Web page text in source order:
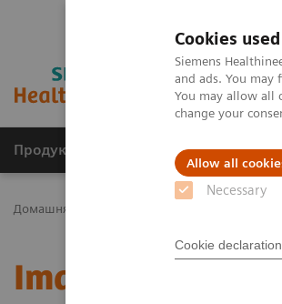
Cookies
Siemens
and ads. You
You may allow all
change your
Allow all
Necessary
Cookie declaration
Продукція та сервіси
Домашня
Image 77